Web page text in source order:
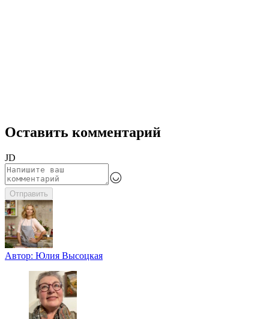
Оставить комментарий
JD
Отправить
Автор: Юлия Высоцкая